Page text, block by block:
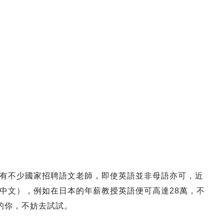
不少國家招聘語文老師，即使英語並非母語亦可，近
文），例如在日本的年薪教授英語便可高達28萬，不
，不妨去試試。